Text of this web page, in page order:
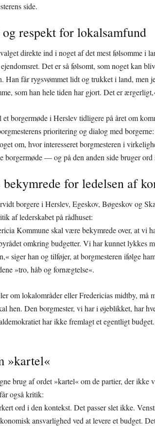
side.
respekt for lokalsamfund
direkte ind i noget af det mest følsomme i
Det er så følsomt, som noget kan
Han får rygsvømmet lidt og trukket i land, men
som han hele tiden har gjort. Det er
borgermøde i Herslev tidligere på året om
prioritering og dialog med borgerne:
om, hvor interesseret borgmesteren i
borgermøde — og på den anden side bruger ord
for ledelsen af
borgere i Herslev, Egeskov, Bøgeskov og
af lederskabet på rådhuset:
Kommune skal være bekymrede over, at vi
omkring budgetter. Vi har kunnet lykkes
siger han og tilføjer, at borgmesteren ifølge
»tro, håb og fornægtelse«.
om lokalområder eller Fredericias midtby, må
hen. Den borgmester, vi har i øjeblikket, har
har ikke fremlagt et egentligt
»kartel«
brug af ordet »kartel« om de partier, der ikke
også kritik:
ord i den kontekst. Det passer slet ikke.
ansvarlighed ved at levere et budget.